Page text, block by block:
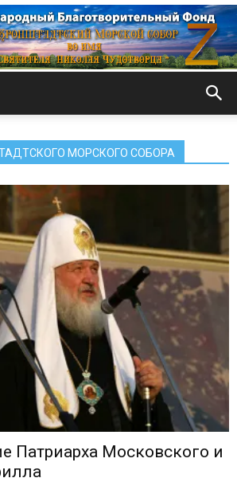
собор
МОРСКОГО СОБОРА
Патриарха Московского и